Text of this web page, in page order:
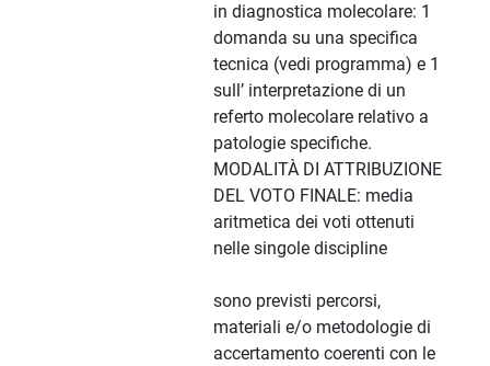
in diagnostica molecolare: 1
domanda su una specifica
tecnica (vedi programma) e 1
sull’ interpretazione di un
referto molecolare relativo a
patologie specifiche.
MODALITÀ DI ATTRIBUZIONE
DEL VOTO FINALE: media
aritmetica dei voti ottenuti
nelle singole discipline
sono previsti percorsi,
materiali e/o metodologie di
accertamento coerenti con le